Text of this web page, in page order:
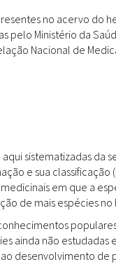
Todos
Pesquisa
Mudas &
Indústria
no acervo do
pelo Ministério da
Nacional de
sistematizadas da
e sua
em que a
de mais espécies no
ainda não
desenvolvimento